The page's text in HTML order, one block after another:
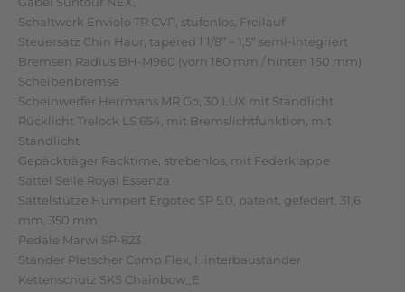
Schaltwerk Enviolo TR CVP, stufenlos, Freilauf
Steuersatz Chin Haur, tapered 1 1/8” – 1,5” semi-integriert
Bremsen Radius BH-M960 (vorn 180 mm / hinten 160 mm)
Scheibenbremse
Scheinwerfer Herrmans MR Go, 30 LUX mit Standlicht
Rücklicht Trelock LS 654, mit Bremslichtfunktion, mit
Standlicht
Gepäckträger Racktime, strebenlos, mit Federklappe
Sattel Selle Royal Essenza
Sattelstütze Humpert Ergotec SP 5.0, patent, gefedert, 31,6
mm, 350 mm
Pedale Marwi SP-823
Ständer Pletscher Comp Flex, Hinterbauständer
Kettenschutz SKS Chainbow_E